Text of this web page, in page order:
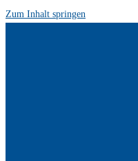
Zum Inhalt springen